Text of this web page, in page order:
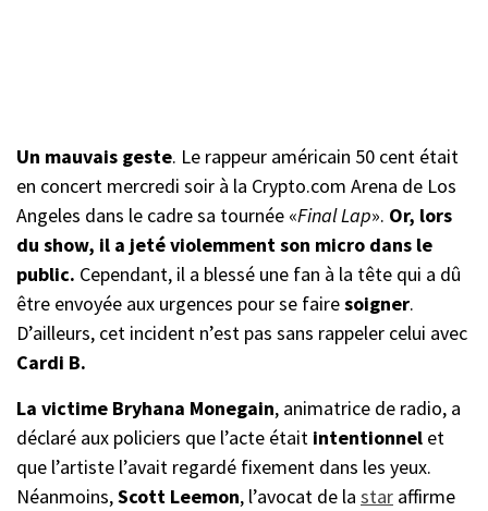
Un mauvais geste. Le rappeur américain 50 cent était
en concert mercredi soir à la Crypto.com Arena de Los
Angeles dans le cadre sa tournée «Final Lap». Or, lors
du show, il a jeté violemment son micro dans le
public. Cependant, il a blessé une fan à la tête qui a dû
être envoyée aux urgences pour se fairesoigner.
D’ailleurs, cet incident n’est pas sans rappeler celui avec
Cardi B.
La victime Bryhana Monegain, animatrice de radio, a
déclaré aux policiers que l’acte était intentionnel et
que l’artiste l’avait regardé fixement dans les yeux.
Néanmoins,Scott Leemon, l’avocat de la star affirme